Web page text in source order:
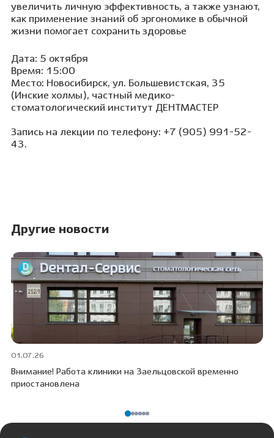
увеличить личную эффективность, а также узнают,
как применение знаний об эргономике в обычной
жизни помогает сохранить здоровье
Дата: 5 октября
Время: 15:00
Место: Новосибирск, ул. Большевистская, 35
(Инские холмы), частный медико-
стоматологический институт ДЕНТМАСТЕР
Запись на лекции по телефону: +7 (905) 991-52-
43.
Другие новости
01.07.26
Внимание! Работа клиники на Заельцовской временно
приостановлена